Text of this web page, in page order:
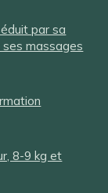
par sa
ses massages
8-9 kg et